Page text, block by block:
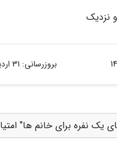
نزدیک
بروزرسانی: 31 اردیبهشت 1404
یک نفره برای خانم ها"